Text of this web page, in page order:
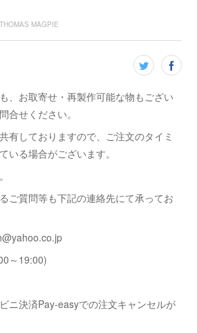
THOMAS MAGPIE
、お取寄せ・再製作可能な物もござい
合せください。
有しておりますので、ご注文のタイミ
いる場合がございます。
ご質問等も下記の連絡先にて承ってお
～19:00)
ニ決済Pay-easyでの注文キャンセルが